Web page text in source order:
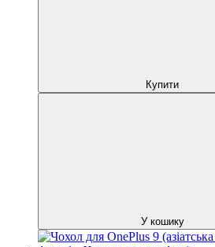
Купити
У кошику